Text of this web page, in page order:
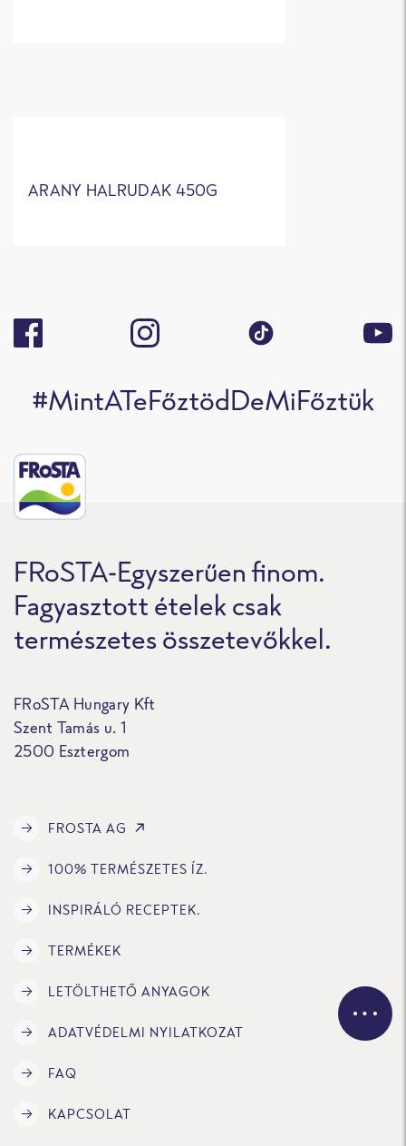
ARANY HALRUDAK 450G
#MintATeFőztödDeMiFőztük
FRoSTA-Egyszerűen finom.
Fagyasztott ételek csak
természetes összetevőkkel.
FRoSTA Hungary Kft
Szent Tamás u. 1
2500 Esztergom
FROSTA AG
100% TERMÉSZETES ÍZ.
INSPIRÁLÓ RECEPTEK.
TERMÉKEK
LETÖLTHETŐ ANYAGOK
ADATVÉDELMI NYILATKOZAT
FAQ
KAPCSOLAT